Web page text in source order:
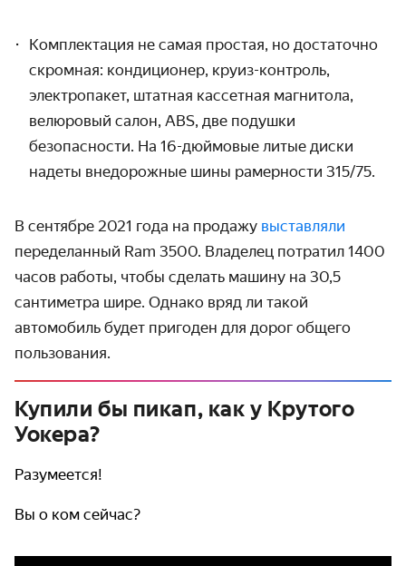
Комплектация не самая простая, но достаточно
скромная: кондиционер, круиз-контроль,
электропакет, штатная кассетная магнитола,
велюровый салон, ABS, две подушки
безопасности. На 16-дюймовые литые диски
надеты внедорожные шины рамерности 315/75.
В сентябре 2021 года на продажу выставляли
переделанный Ram 3500. Владелец потратил 1400
часов работы, чтобы сделать машину на 30,5
сантиметра шире. Однако вряд ли такой
автомобиль будет пригоден для дорог общего
пользования.
Купили бы пикап, как у Крутого
Уокера?
Разумеется!
Вы о ком сейчас?